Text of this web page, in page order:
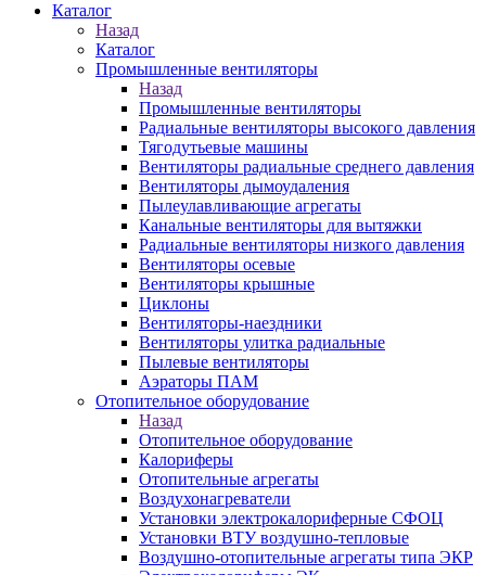
Каталог
Назад
Каталог
Промышленные вентиляторы
Назад
Промышленные вентиляторы
Радиальные вентиляторы высокого давления
Тягодутьевые машины
Вентиляторы радиальные среднего давления
Вентиляторы дымоудаления
Пылеулавливающие агрегаты
Канальные вентиляторы для вытяжки
Радиальные вентиляторы низкого давления
Вентиляторы осевые
Вентиляторы крышные
Циклоны
Вентиляторы-наездники
Вентиляторы улитка радиальные
Пылевые вентиляторы
Аэраторы ПАМ
Отопительное оборудование
Назад
Отопительное оборудование
Калориферы
Отопительные агрегаты
Воздухонагреватели
Установки электрокалориферные СФОЦ
Установки ВТУ воздушно-тепловые
Воздушно-отопительные агрегаты типа ЭКР